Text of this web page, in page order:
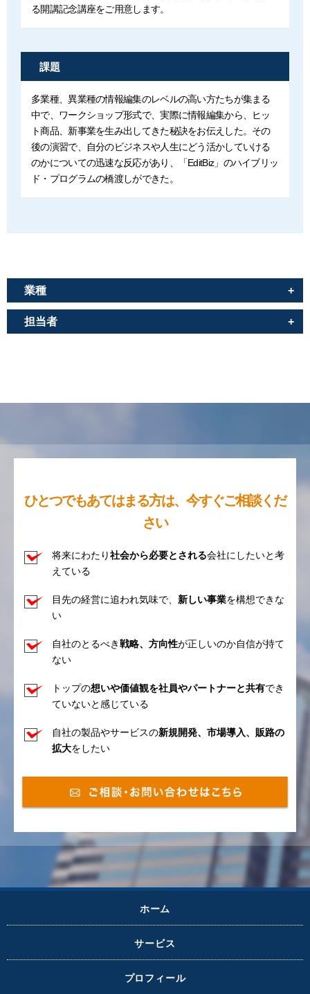
る開講記念講座をご用意します。
課題
多業種、異業種の情報編集のレベルの高い方たちが集まる
中で、ワークショップ形式で、実際に情報編集から、ヒッ
ト商品、新事業を生み出してきた秘訣をお伝えした。その
後の演習で、自分のビジネスや人生にどう活かしていける
のかについての迅速な反応があり、「EditBiz」のハイブリッ
ド・プログラムの橋渡しができた。
業種
担当者
ひとつでもあてはまる方は、今すぐご相談くだ
さい
将来にわたり社会から必要とされる会社にしたいと考
えている
目先の経営に追われ気味で、 新しい事業を構想できな
い
自社のとるべき戦略、方向性が正しいのか自信が持て
ない
トップの想いや価値観を社員やパートナーと共有でき
ていないと感じている
自社の製品やサービスの新規開発、市場導入、販路の
拡大をしたい
ホーム
サービス
プロフィール